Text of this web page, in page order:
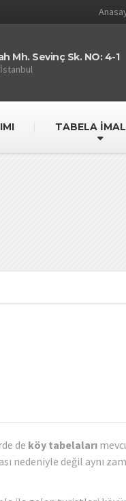
Mh. Sevinç Sk. NO: 4-1
TABELA
de köy tabelaları
nedeniyle değil aynı